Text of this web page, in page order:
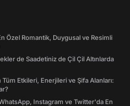
Özel Romantik, Duygusal ve Resimli
de Saadetiniz de Çil Çil Altınlarda
Tüm Etkileri, Enerjileri ve Şifa Alanları:
Instagram ve Twitter'da En